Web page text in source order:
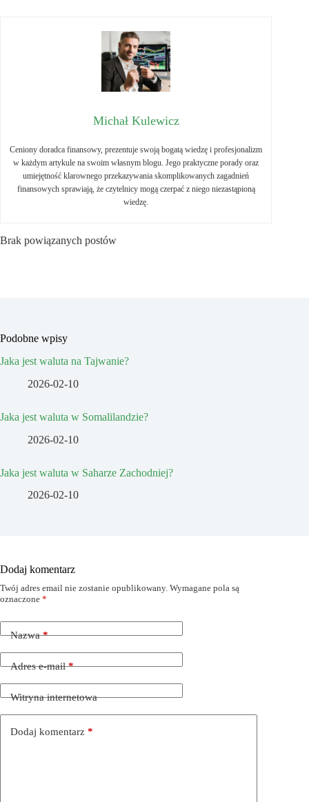
Michał Kulewicz
Ceniony doradca finansowy, prezentuje swoją bogatą wiedzę i profesjonalizm
w każdym artykule na swoim własnym blogu. Jego praktyczne porady oraz
umiejętność klarownego przekazywania skomplikowanych zagadnień
finansowych sprawiają, że czytelnicy mogą czerpać z niego niezastąpioną
wiedzę.
Brak powiązanych postów
Podobne wpisy
Jaka jest waluta na Tajwanie?
2026-02-10
Jaka jest waluta w Somalilandzie?
2026-02-10
Jaka jest waluta w Saharze Zachodniej?
2026-02-10
Dodaj komentarz
Twój adres email nie zostanie opublikowany. Wymagane pola są
oznaczone *
Nazwa*
Adres e-mail*
Witryna internetowa
Dodaj komentarz *